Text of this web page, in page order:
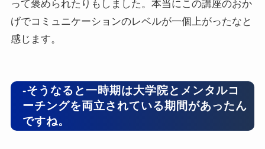
って褒められたりもしました。本当にこの講座のおか
げでコミュニケーションのレベルが一個上がったなと
感じます。
-そうなると一時期は大学院とメンタルコ
ーチングを両立されている期間があったん
ですね。